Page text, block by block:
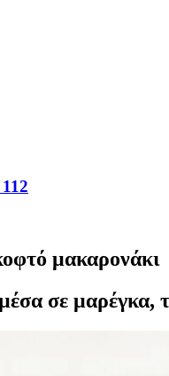
μακαρονάκι
σε μαρέγκα,